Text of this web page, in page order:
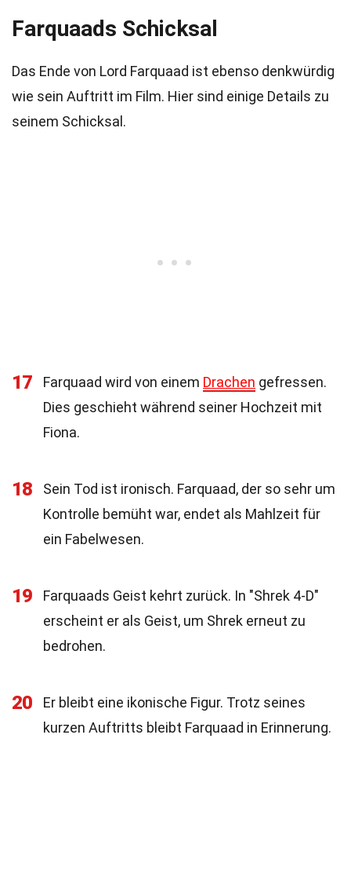
Farquaads Schicksal
Das Ende von Lord Farquaad ist ebenso denkwürdig
wie sein Auftritt im Film. Hier sind einige Details zu
seinem Schicksal.
17 Farquaad wird von einem Drachen gefressen.
Dies geschieht während seiner Hochzeit mit
Fiona.
18
Sein Tod ist ironisch. Farquaad, der so sehr um
Kontrolle bemüht war, endet als Mahlzeit für
ein Fabelwesen.
19
Farquaads Geist kehrt zurück. In "Shrek 4-D"
erscheint er als Geist, um Shrek erneut zu
bedrohen.
20
Er bleibt eine ikonische Figur. Trotz seines
kurzen Auftritts bleibt Farquaad in Erinnerung.